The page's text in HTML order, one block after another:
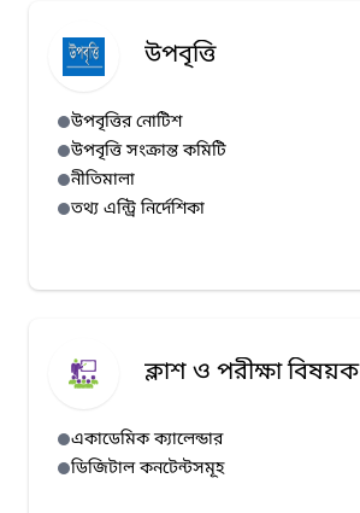
উপবৃত্তি
উপবৃত্তির নোটিশ
উপবৃত্তি সংক্রান্ত কমিটি
নীতিমালা
তথ্য এন্ট্রি নির্দেশিকা
ক্লাশ ও পরীক্ষা বিষয়ক
একাডেমিক ক্যালেন্ডার
ডিজিটাল কনটেন্টসমূহ